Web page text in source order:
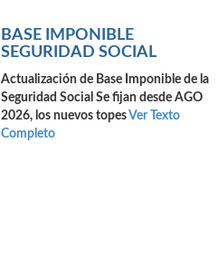
BASE IMPONIBLE
SEGURIDAD SOCIAL
Actualización de Base Imponible de la
Seguridad Social Se fijan desde AGO
2026, los nuevos topesVer Texto
Completo